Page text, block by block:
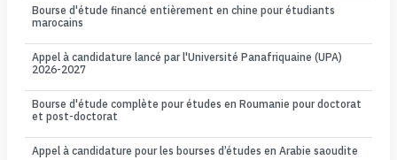
Bourse d'étude financé entièrement en chine pour étudiants
marocains
Appel à candidature lancé par l'Université Panafriquaine (UPA)
2026-2027
Bourse d'étude complète pour études en Roumanie pour doctorat
et post-doctorat
Appel à candidature pour les bourses d’études en Arabie saoudite